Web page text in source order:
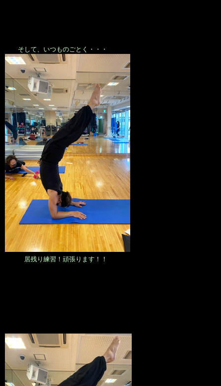
そして、いつものごとく・・・
居残り練習！頑張ります！！